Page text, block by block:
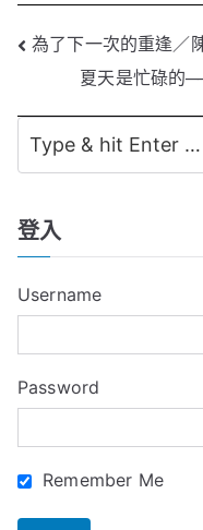
文
導
覽
為了下一次的重逢／
夏天是忙碌的
登入
Username
Password
Remember Me